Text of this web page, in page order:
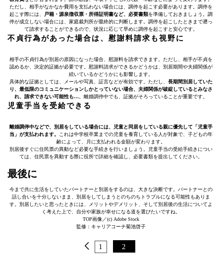
ただし、相手がなかなか費用を支払わない場合には、調停を起こす必要があります。調停を
起こす際には、
戸籍・源泉徴収票・所得証明書など、必要書類を準備しておきましょう。調
停が成立しない場合には、家庭裁判所が最終的に判断します。調停を起こしたときまで遡っ
て請求することができるので、状況に応じて早めに調停を起こすと安心です。
不貞行為があった場合は、慰謝料請求も視野に
相手の不貞行為が別居の原因になった場合、慰謝料を請求できます。ただし、相手が不貞を
認めるか、決定的証拠が必要です。慰謝料請求ができるかどうかは、別居期間や夫婦関係が
続いているかどうかにも影響します。
具体的な証拠としては、メールや写真、証言などが有効です。ただし、 長期間別居していた
り、最低限のコミュニケーションしかとっていない場合、夫婦関係が破綻しているとみなさ
れ、請求できない可能性も… 。離婚調停中でも、証拠がそろっていることが重要です。
児童手当を受給できる
離婚調停中などで、別居をしている場合には、児童と同居をしている親に優先して「児童手
当」が支払われます。
これは中学校卒業までの児童を養育している人が対象で、子どもの年
齢によって、月に支払われる金額が変わります。
別居後すぐに住民票の異動など必要な手続きを行いましょう。児童手当の受給手続きについ
ては、住民票を異動する際に役所で詳細を確認し、必要書類を提出してください。
最後に
今まで共に生活をしていたパートナーと別居をするのは、大きな決断です。パートナーとの
話し合いを十分しないまま、別居をしてしまうとのちのちトラブルになる可能性もありま
す。別居したいと思ったときには、メリットやデメリット、そして別居後の生活についてよ
く考えた上で、自分や家族が幸せになる道を選びたいですね。
TOP画像／(c) Adobe Stock
監修：キャリアコーチ菊池啓子
1 2